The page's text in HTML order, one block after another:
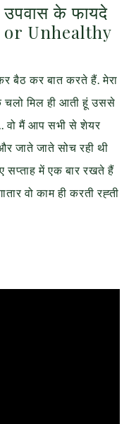
के फायदे
Unhealthy
बैठ कर बात करते हैं. मेरा
चलो मिल ही आती हूं उससे
वो मैं आप सभी से शेयर
जाते जाते सोच रही थी
सप्ताह में एक बार रखते हैं
वो काम ही करती रह्ती